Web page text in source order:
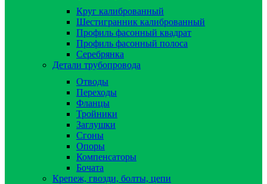
Круг калиброванный
Шестигранник калиброванный
Профиль фасонный квадрат
Профиль фасонный полоса
Серебрянка
Детали трубопровода
Отводы
Переходы
Фланцы
Тройники
Заглушки
Сгоны
Опоры
Компенсаторы
Бочата
Крепеж, гвозди, болты, цепи